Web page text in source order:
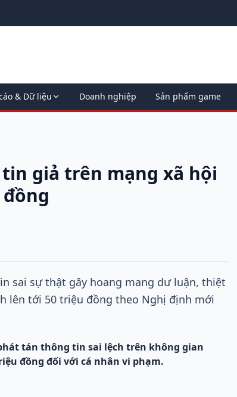
& Dữ liệu Doanh nghiệp Sản phẩm game
giả trên mạng xã hội
sai sự thật gây hoang mang dư luận, thiệt
lên tới 50 triệu đồng theo Nghị định mới
tán thông tin sai lệch trên không gian
đồng đối với cá nhân vi phạm.